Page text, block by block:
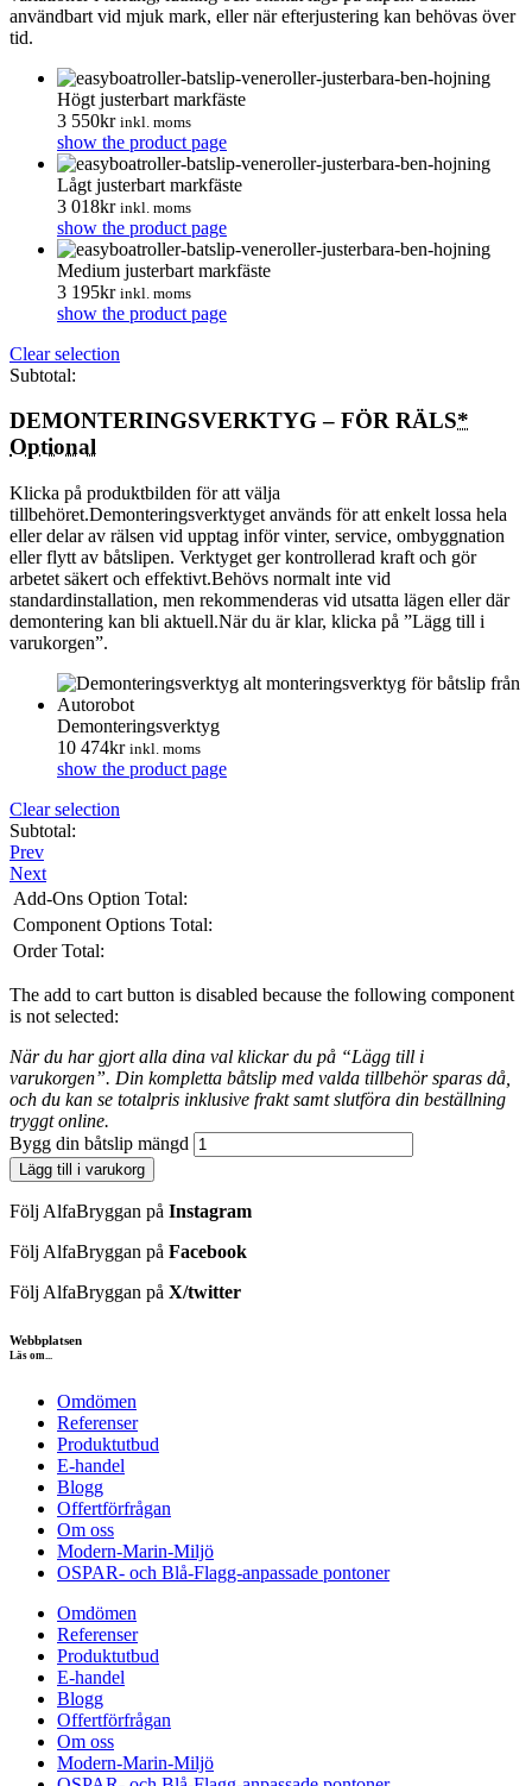
användbart vid mjuk mark, eller när efterjustering kan behövas över
tid.
Högt justerbart markfäste
3 550kr inkl. moms
show the product page
Lågt justerbart markfäste
3 018kr inkl. moms
show the product page
Medium justerbart markfäste
3 195kr inkl. moms
show the product page
Clear selection
Subtotal:
DEMONTERINGSVERKTYG – FÖR RÄLS*
Optional
Klicka på produktbilden för att välja
tillbehöret.Demonteringsverktyget används för att enkelt lossa hela
eller delar av rälsen vid upptag inför vinter, service, ombyggnation
eller flytt av båtslipen. Verktyget ger kontrollerad kraft och gör
arbetet säkert och effektivt.Behövs normalt inte vid
standardinstallation, men rekommenderas vid utsatta lägen eller där
demontering kan bli aktuell.När du är klar, klicka på ”Lägg till i
varukorgen”.
Demonteringsverktyg
10 474kr inkl. moms
show the product page
Clear selection
Subtotal:
Prev
Next
Add-Ons Option Total:
Component Options Total:
Order Total:
The add to cart button is disabled because the following component
is not selected:
När du har gjort alla dina val klickar du på “Lägg till i
varukorgen”. Din kompletta båtslip med valda tillbehör sparas då,
och du kan se totalpris inklusive frakt samt slutföra din beställning
tryggt online.
Bygg din båtslip mängd
Lägg till i varukorg
Följ AlfaBryggan på Instagram
Följ AlfaBryggan på Facebook
Följ AlfaBryggan på X/twitter
Webbplatsen
Läs om...
Omdömen
Referenser
Produktutbud
E-handel
Blogg
Offertförfrågan
Om oss
Modern-Marin-Miljö
OSPAR- och Blå-Flagg-anpassade pontoner
Omdömen
Referenser
Produktutbud
E-handel
Blogg
Offertförfrågan
Om oss
Modern-Marin-Miljö